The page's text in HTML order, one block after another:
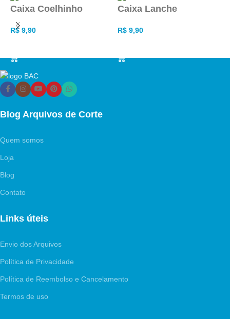
Caixa Coelhinho
R$9,90
Caixa Lanche
R$9,90
Blog Arquivos de Corte
Quem somos
Loja
Blog
Contato
Links úteis
Envio dos Arquivos
Política de Privacidade
Política de Reembolso e Cancelamento
Termos de uso